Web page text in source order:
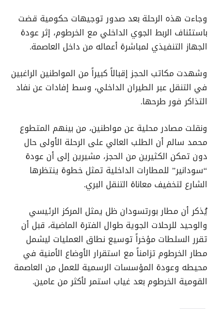
وجاءت هذه الرحلة بعد صدور توجيهات حكومية قضت
باستئناف الربط الجوي الداخلي مع الخرطوم، إثر عودة
الجهاز التنفيذي لمباشرة أعماله من داخل العاصمة.
وشهدت مكاتب الحجز إقبالاً كبيراً من المواطنين الراغبين
في التنقل عبر الطيران الداخلي، وسط إفادات عن نفاد
التذاكر فور طرحها.
ونقلت مصادر محلية عن مواطنين، من بينهم المتطوع
محمد سالم أن الطلب العالي على الرحلة الأولى حال
دون تمكن الكثيرين من الحجز، مشيرين إلى أن عودة
“سودانير” للمطارات الداخلية تمثل خطوة ينتظرها
الشارع لتخفيف معاناة التنقل البري.
يُذكر أن مطار بورتسودان ظل يمثل المركز الرئيسي
والوحيد للرحلات الجوية طوال الفترة الماضية، قبل أن
تقرر السلطات مؤخراً توسيع نطاق العمليات ليشمل
مطار الخرطوم تزامناً مع استقرار الأوضاع الأمنية في
محيطه وعودة المؤسسات الرسمية للعمل من العاصمة
القومية الخرطوم بعد غياب استمر لأكثر من عامين.